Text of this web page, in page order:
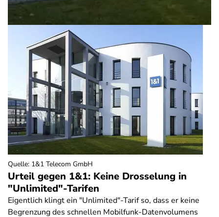
Urteil gegen 1&1: Keine Drosselung in
"Unlimited"-Tarifen
Eigentlich klingt ein "Unlimited"-Tarif so, dass er keine
Begrenzung des schnellen Mobilfunk-Datenvolumens
Quelle: 1&1 Telecom GmbH